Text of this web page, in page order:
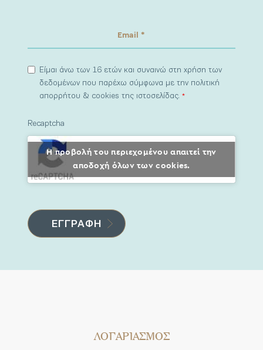
Είμαι άνω των 16 ετών και συναινώ στη χρήση των
δεδομένων που παρέχω σύμφωνα με την πολιτική
απορρήτου & cookies της ιστοσελίδας.*
Recaptcha
Η προβολή του περιεχομένου απαιτεί την
αποδοχή όλων των cookies.
ΛΟΓΑΡΙΑΣΜΟΣ